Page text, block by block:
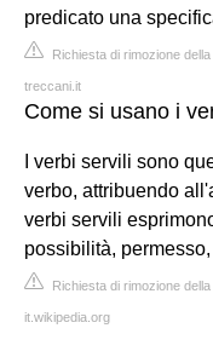
predicato una
Richiesta di rimozione
treccani.it
Come si usano i
I verbi servili sono
verbo, attribuendo
verbi servili
possibilità,
Richiesta di rimozione
it.wikipedia.org